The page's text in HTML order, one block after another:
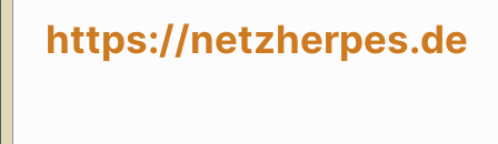
https://netzherpes.de